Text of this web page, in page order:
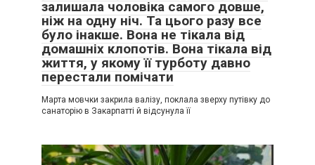
залишала чоловіка самого довше,
ніж на одну ніч. Та цього разу все
було інакше. Вона не тікала від
домашніх клопотів. Вона тікала від
життя, у якому її турботу давно
перестали помічати
Марта мовчки закрила валізу, поклала зверху путівку до
санаторію в Закарпатті й відсунула її